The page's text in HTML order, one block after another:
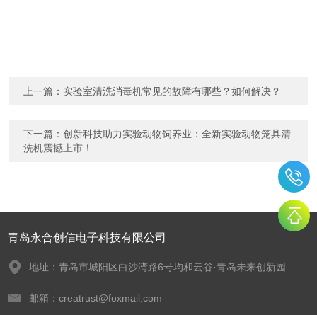
上一篇： 实验室清洗消毒机常见的故障有哪些？如何解决？
下一篇：创新科技助力实验动物饲养业：全新实验动物笼具清
洗机震撼上市！
青岛永合创信电子科技有限公司
地址：青岛市城阳区白沙湾路6号均和云谷·青岛未来创新园
邮箱：creatrust@foxmail.com